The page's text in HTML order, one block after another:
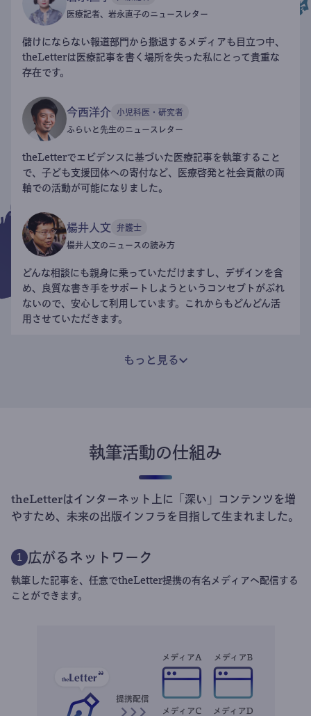
医療記者、岩永直子のニュースレター
儲けにならない報道部門から撤退するメディアも目立つ中、
theLetterは医療記事を書く場所を失った私にとって貴重な
存在です。
今西洋介 小児科医・研究者
ふらいと先生のニュースレター
theLetterでエビデンスに基づいた医療記事を執筆すること
で、子ども支援団体への寄付など、医療啓発と社会貢献の両
軸での活動が可能になりました。
楊井人文 弁護士
楊井人文のニュースの読み方
どんな相談にも親身に乗っていただけますし、デザインを含
め、良質な書き手をサポートしようというコンセプトがぶれ
ないので、安心して利用しています。これからもどんどん活
用させていただきます。
もっと見る
執筆活動の仕組み
theLetterはインターネット上に「深い」コンテンツを増
やすため、未来の出版インフラを目指して生まれました。
1 広がるネットワーク
執筆した記事を、任意でtheLetter提携の有名メディアへ配信する
ことができます。